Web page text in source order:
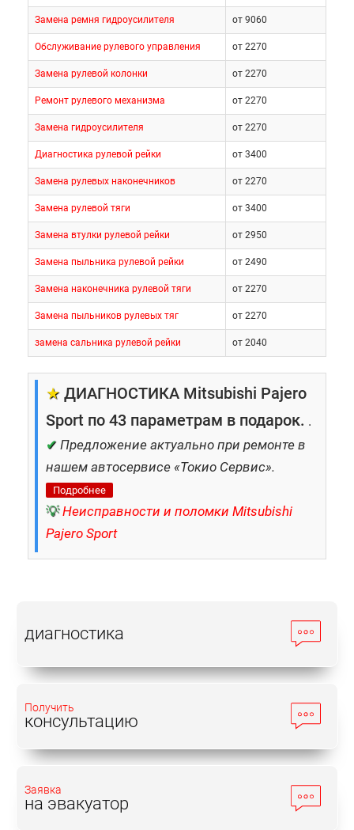
Замена ремня гидроусилителя от 9060
Обслуживание рулевого управления от 2270
Замена рулевой колонки от 2270
Ремонт рулевого механизма от 2270
Замена гидроусилителя от 2270
Диагностика рулевой рейки от 3400
Замена рулевых наконечников от 2270
Замена рулевой тяги от 3400
Замена втулки рулевой рейки от 2950
Замена пыльника рулевой рейки от 2490
Замена наконечника рулевой тяги от 2270
Замена пыльников рулевых тяг от 2270
замена сальника рулевой рейки от 2040
★ ДИАГНОСТИКА Mitsubishi Pajero
Sport по 43 параметрам в подарок. .
✔ Предложение актуально при ремонте в
нашем автосервисе «Токио Сервис».
Подробнее
💡 Неисправности и поломки Mitsubishi
Pajero Sport
диагностика
Получить
консультацию
Заявка
на эвакуатор